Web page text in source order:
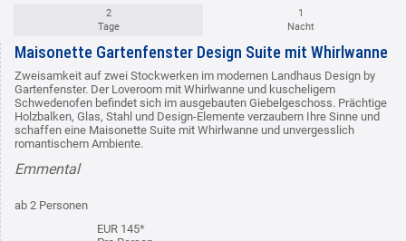
2
Tage
1
Nacht
Maisonette Gartenfenster Design Suite mit Whirlwanne
Zweisamkeit auf zwei Stockwerken im modernen Landhaus Design by
Gartenfenster. Der Loveroom mit Whirlwanne und kuscheligem
Schwedenofen befindet sich im ausgebauten Giebelgeschoss. Prächtige
Holzbalken, Glas, Stahl und Design-Elemente verzaubern Ihre Sinne und
schaffen eine Maisonette Suite mit Whirlwanne und unvergesslich
romantischem Ambiente.
Emmental
ab 2 Personen
EUR 145*